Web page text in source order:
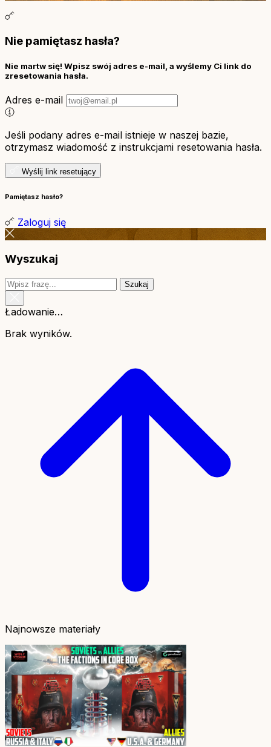
Nie pamiętasz hasła?
Nie martw się! Wpisz swój adres e-mail, a wyślemy Ci link do
zresetowania hasła.
Adres e-mail
Jeśli podany adres e-mail istnieje w naszej bazie,
otrzymasz wiadomość z instrukcjami resetowania hasła.
Wyślij link resetujący
Pamiętasz hasło?
Zaloguj się
Wyszukaj
Szukaj
Ładowanie…
Brak wyników.
Najnowsze materiały